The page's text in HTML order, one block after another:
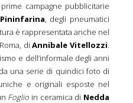
campagne pubblicitarie
Pininfarina, degli pneumatici
è rappresentata anche nel
diAnnibale Vitellozzi.
e dell’informale degli anni
una serie di quindici foto di
e originali esposte nel
Foglio in ceramica di Nedda